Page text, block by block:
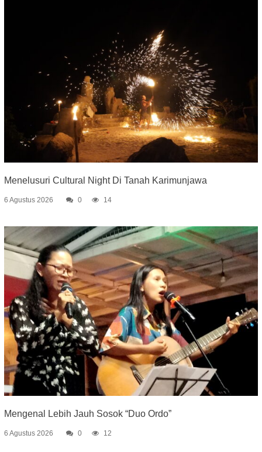
Menelusuri Cultural Night Di Tanah Karimunjawa
6 Agustus 2026 0 14
Mengenal Lebih Jauh Sosok “Duo Ordo”
6 Agustus 2026 0 12